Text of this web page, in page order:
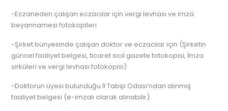
-Eczaneden çalışan eczacılar için vergi levhası ve imza
beyannamesi fotokopileri
-Şirket bünyesinde çalışan doktor ve eczacılar için (Şirketin
güncel faaliyet belgesi, ticaret sicil gazete fotokopisi, İmza
sirküleri ve vergi levhası fotokopisi)
-Doktorun üyesi bulunduğu İl Tabip Odası’ndan alınmış
faaliyet belgesi (e-imzalı olarak alınabilir)